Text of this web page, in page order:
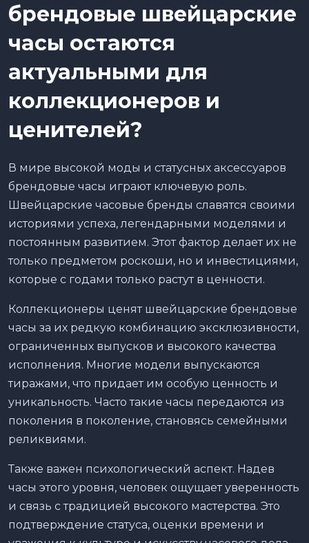
брендовые швейцарские
часы остаются
актуальными для
коллекционеров и
ценителей?
В мире высокой моды и статусных аксессуаров
брендовые часы играют ключевую роль.
Швейцарские часовые бренды славятся своими
историями успеха, легендарными моделями и
постоянным развитием. Этот фактор делает их не
только предметом роскоши, но и инвестициями,
которые с годами только растут в ценности.
Коллекционеры ценят швейцарские брендовые
часы за их редкую комбинацию эксклюзивности,
ограниченных выпусков и высокого качества
исполнения. Многие модели выпускаются
тиражами, что придает им особую ценность и
уникальность. Часто такие часы передаются из
поколения в поколение, становясь семейными
реликвиями.
Также важен психологический аспект. Надев
часы этого уровня, человек ощущает уверенность
и связь с традицией высокого мастерства. Это
подтверждение статуса, оценки времени и